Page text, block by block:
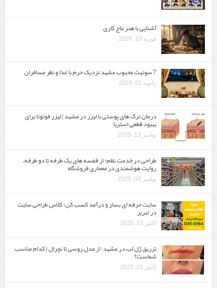
آشنایی با هنر عاج کاری
فوریه 10, 2026
7 سوئیت محبوب مشهد نزدیک حرم با غذا و نظر مسافران
ژانویه 01, 2026
درمان ترک های پوستی با لیزر در مشهد | لیزر فوتونا برای
بهبود قطعی استریا
نوامبر 13, 2025
طراحی در خدمت نظم؛ از قفسه ‌های یک‌ طرفه تا دو طرفه،
روایت هوشمندی در معماری فروشگاه
نوامبر 03, 2025
سایت حرفه ‌ای بساز و درآمد کسب کن؛ کلاس طراحی سایت
در تبریز
اکتبر 13, 2025
تزریق ژل لب در مشهد: از مدل روسی تا نچرال | کدام مناسب
شماست؟
اکتبر 01, 2025